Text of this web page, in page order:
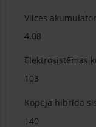
Vilces
4.08
Elektrosistēmas
103
Kopējā hibrīda
140